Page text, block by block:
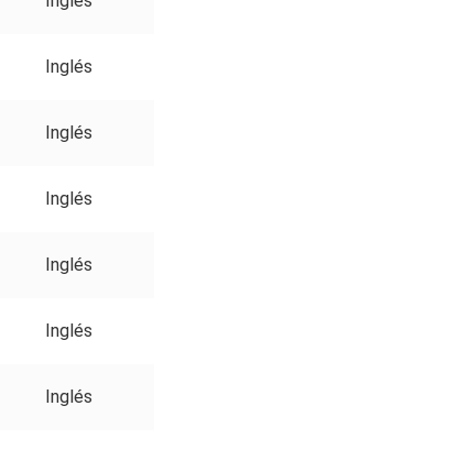
Inglés
Inglés
Inglés
Inglés
Inglés
Inglés